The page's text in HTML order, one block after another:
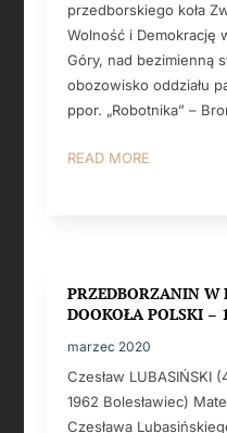
przedborskiego koła
Wolność i Demokrację
Góry, nad bezimienną
obozowisko oddziału
ppor. „Robotnika” –
READ MORE
PRZEDBORZANIN W
DOOKOŁA POLSKI –
marzec 2020
Czesław LUBASIŃSKI
1962 Bolesławiec)
Czesława